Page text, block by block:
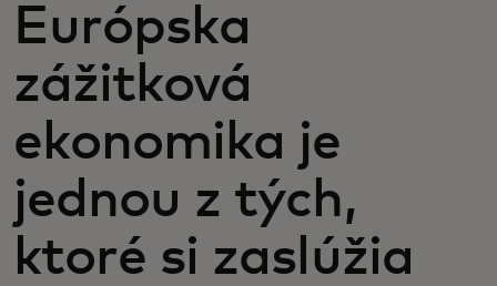
Pre inovátorov
Novinky a trendy
Európska
zážitková
ekonomika je
jednou z tých,
ktoré si zaslúžia